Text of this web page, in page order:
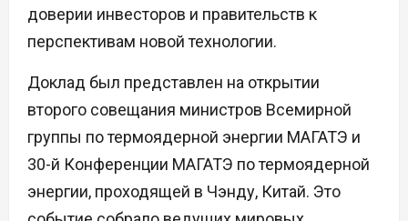
доверии инвесторов и правительств к
перспективам новой технологии.
Доклад был представлен на открытии
второго совещания министров Всемирной
группы по термоядерной энергии МАГАТЭ и
30-й Конференции МАГАТЭ по термоядерной
энергии, проходящей в Чэнду, Китай. Это